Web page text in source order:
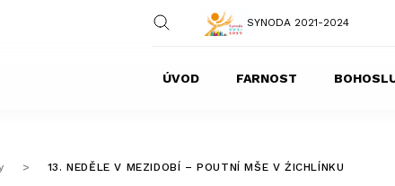
SYNODA 2021-2024
ÚVOD FARNOST
> 13. NEDĚLE V MEZIDOBÍ – POUTNÍ MŠE V ŹICHLÍNKU